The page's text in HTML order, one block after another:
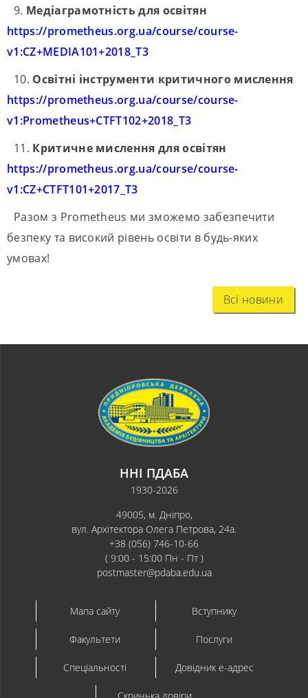
9. Медіаграмотність для освітян
https://prometheus.org.ua/course/course-
v1:CZ+MEDIA101+2018_T3
10. Освітні інструменти критичного мислення
https://prometheus.org.ua/course/course-
v1:Prometheus+CTFT102+2018_T3
11. Критичне мислення для освітян
https://prometheus.org.ua/course/course-
v1:CZ+CTFT101+2017_T3
Разом з Prometheus ми зможемо забезпечити
безпеку та високий рівень освіти в будь-яких
умовах!
Всі новини
ННІ ПДАБА
1930-2026
49005, м. Дніпро,
вул. Архітектора Олега Петрова, 24а.
+38 (056) 746-10-66
( 9:00 - 15:00 Пн - Пт )
postmaster@pdaba.edu.ua
Мапа сайту Вступнику
Факультети Послуги
Спеціальності Довідник e-адрес